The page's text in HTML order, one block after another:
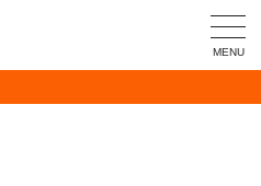
MENU